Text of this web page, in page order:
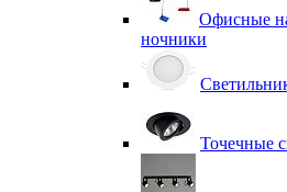
Офисные
ночники
Точечные